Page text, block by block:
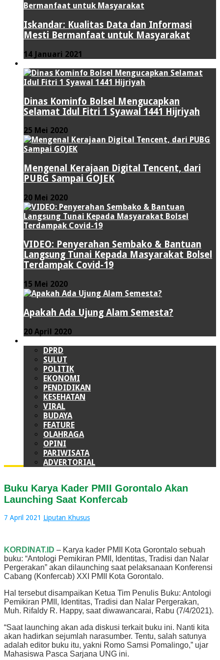
Iskandar: Kualitas Data dan Informasi
Mesti Bermanfaat untuk Masyarakat
14 Januari 2021
Dinas Kominfo Bolsel Mengucapkan
Selamat Idul Fitri 1 Syawal 1441 Hijriyah
25 Mei 2020
Mengenal Kerajaan Digital Tencent, dari
PUBG Sampai GOJEK
20 Mei 2020
VIDEO: Penyerahan Sembako & Bantuan
Langsung Tunai Kepada Masyarakat Bolsel
Terdampak Covid-19
15 Mei 2020
Apakah Ada Ujung Alam Semesta?
20 April 2020
DPRD
SULUT
POLITIK
EKONOMI
PENDIDIKAN
KESEHATAN
VIRAL
BUDAYA
FEATURE
OLAHRAGA
OPINI
PARIWISATA
ADVERTORIAL
Buku Karya Kader PMII Gorontalo Akan
Launching Saat Konfercab
7 April 2021 Liputan Khusus
KORDINAT.ID – Karya kader PMII Kota Gorontalo sebuah
buku: “Antologi Pemikiran PMII, Identitas, Tradisi dan Nalar
Pergerakan” akan dilaunching saat pelaksanaan Konferensi
Cabang (Konfercab) XXI PMII Kota Gorontalo.
Hal tersebut disampaikan Ketua Tim Penulis Buku: Antologi
Pemikiran PMII, Identitas, Tradisi dan Nalar Pergerakan,
Muh. Rifaldy R. Happy, saat diwawancarai, Rabu (7/4/2021).
“Saat launching akan ada diskusi terkait buku ini. Nanti kita
akan hadirkan sejumlah narasumber. Tentu, salah satunya
adalah editor buku itu, yakni Romo Samsi Pomalingo,” ujar
Mahasiswa Pasca Sarjana UNG ini.